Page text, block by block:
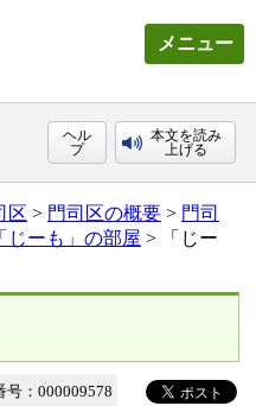
メニュー
ヘル
プ
本文を読み
上げる
区 > 門司区の概要 > 門司
じーも」の部屋 > 「じー
号：000009578